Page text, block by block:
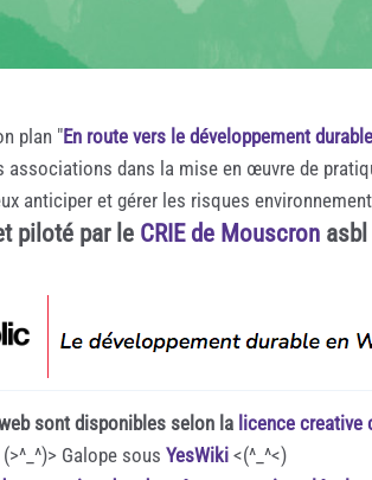
plan "En route vers le développement durable
dans la mise en œuvre de
anticiper et gérer les risques
piloté par le CRIE de Mouscronasbl
sont disponibles selon la licence creative
(>^_^)> Galope sous YesWiki<(^_^<)